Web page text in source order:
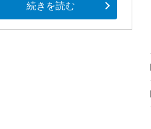
続きを読む